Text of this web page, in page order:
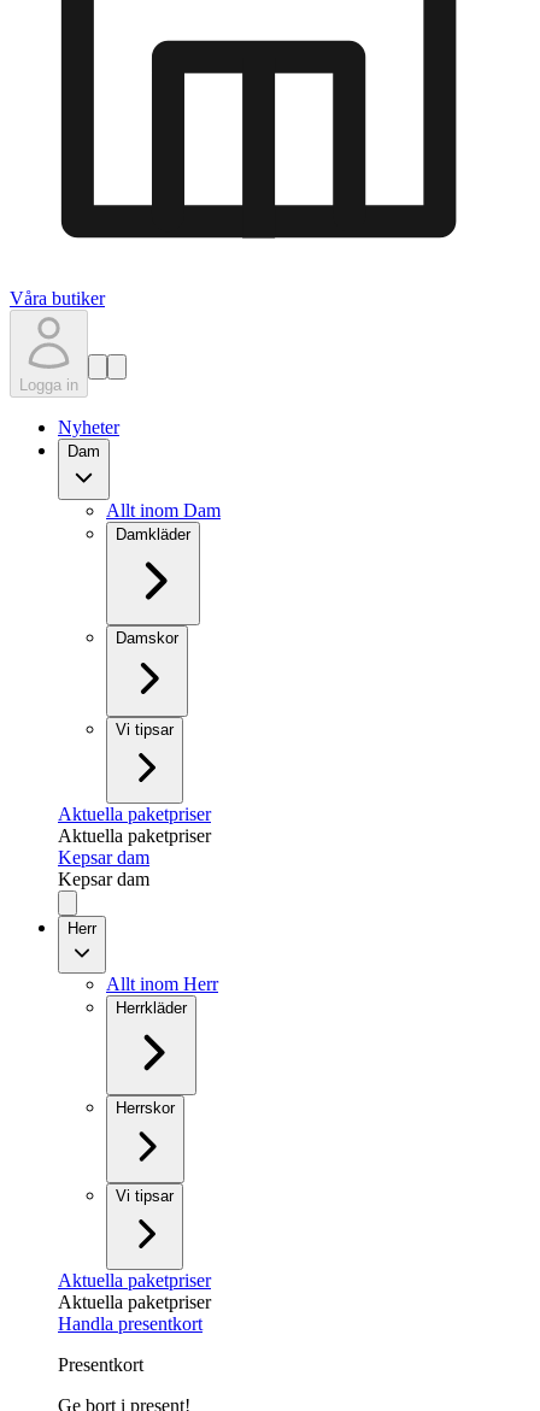
Våra butiker
Logga in
Nyheter
Dam
Allt inom Dam
Damkläder
Damskor
Vi tipsar
Aktuella paketpriser
Aktuella paketpriser
Kepsar dam
Kepsar dam
Herr
Allt inom Herr
Herrkläder
Herrskor
Vi tipsar
Aktuella paketpriser
Aktuella paketpriser
Handla presentkort
Presentkort
Ge bort i present!